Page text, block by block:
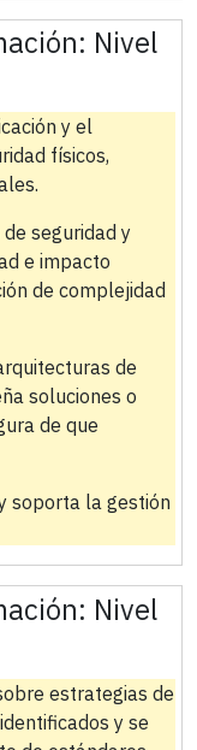
Nivel
y el
físicos,
seguridad y
e impacto
de complejidad
de
soluciones o
de que
soporta la gestión
Nivel
estrategias de
y se